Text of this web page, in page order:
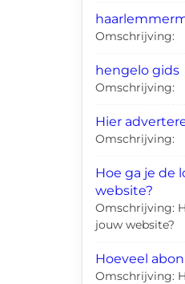
Omschrijving:
hengelo gids
Omschrijving:
Hier
Omschrijving:
Hoe ga je de
website?
Omschrijving:
jouw website?
Hoeveel
Omschrijving: